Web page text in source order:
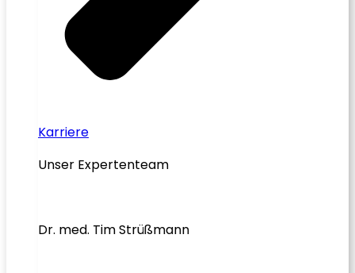
Karriere
Unser Expertenteam
Dr. med. Tim Strüßmann